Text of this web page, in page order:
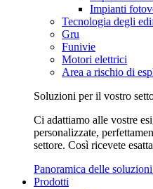
Impianti
Tecnologia degli
Gru
Funivie
Motori elettrici
Area a rischio di
Soluzioni per il vostro
Ci adattiamo alle vostre
personalizzate,
settore. Così ricevete
Panoramica delle
Prodotti